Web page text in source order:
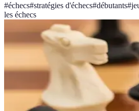
#échecs#stratégies d'échecs#débutants#
les échecs